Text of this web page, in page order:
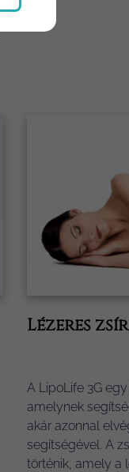
Lézeres
A LipoLife 3G
amelynek
akár azonnal
segítségével. A
történik, amely a